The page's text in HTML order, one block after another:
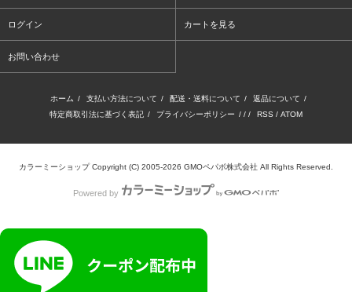
ログイン カートを見る
お問い合わせ
ホーム / 支払い方法について / 配送・送料について / 返品について /
特定商取引法に基づく表記 / プライバシーポリシー / / / RSS / ATOM
カラーミーショップCopyright (C) 2005-2026 GMOペパボ株式会社 All Rights Reserved.
Powered by